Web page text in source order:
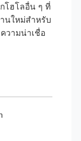
โฮโลอื่น ๆ ที่
นใหม่สําหรับ
วามน่าเชื่อ